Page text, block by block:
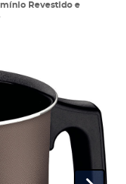
Revestido e